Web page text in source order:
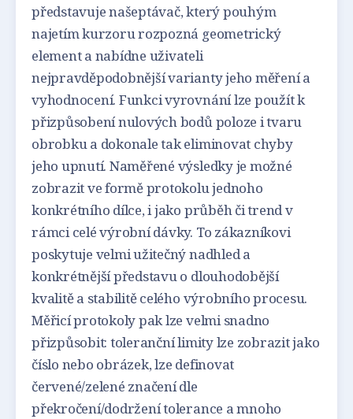
představuje našeptávač, který pouhým
najetím kurzoru rozpozná geometrický
element a nabídne uživateli
nejpravděpodobnější varianty jeho měření a
vyhodnocení. Funkci vyrovnání lze použít k
přizpůsobení nulových bodů poloze i tvaru
obrobku a dokonale tak eliminovat chyby
jeho upnutí. Naměřené výsledky je možné
zobrazit ve formě protokolu jednoho
konkrétního dílce, i jako průběh či trend v
rámci celé výrobní dávky. To zákazníkovi
poskytuje velmi užitečný nadhled a
konkrétnější představu o dlouhodobější
kvalitě a stabilitě celého výrobního procesu.
Měřicí protokoly pak lze velmi snadno
přizpůsobit: toleranční limity lze zobrazit jako
číslo nebo obrázek, lze definovat
červené/zelené značení dle
překročení/dodržení tolerance a mnoho